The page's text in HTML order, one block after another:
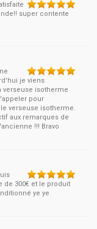
super contente
je viens
verseuse isotherme
pour
verseuse isotherme.
aux remarques de
!!! Bravo
de 300€ et le produit
ye ye